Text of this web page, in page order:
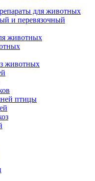
для животных
и перевязочный
животных
животных
птицы